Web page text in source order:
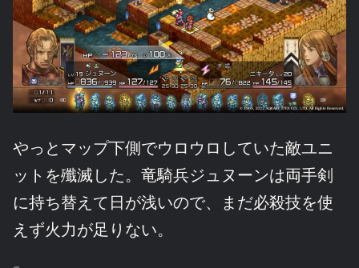
やっとマップ下側でウロウロしていた敵ユニ
ットを殲滅した。竜騎兵ジュヌーンは両手剣
に持ち替えて日が浅いので、まだ必殺技を使
えず火力が足りない。